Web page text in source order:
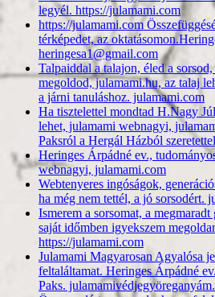
legyél. https://julamami.com
https://julamami.com
térképedet, az
heringesa1@gmail.com
Talpaiddal a talajon, éled a
megoldod, julamami.hu, az talaj
a járni tanuláshoz. julamami.com
Ha tisztelettel mondtad H.Nagy
lehet, julamami webnagyi,
Paksról a Hergál Házból
Heringes Árpádné ev.,
webnagyi, julamami.com
Webtenyeres ingóságok,
ha még nem tettél, a jó sorsodért.
Ismerem a sorsomat, a
saját időmben igyekszem
https://julamami.com
Julamami Magyarosan Agyalósa
feltaláltamat. Heringes Árpádné
Paks.